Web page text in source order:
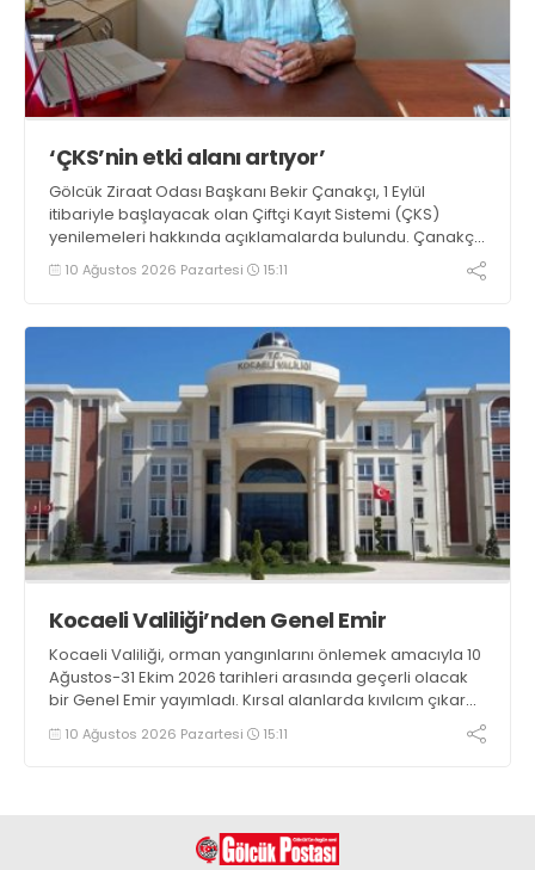
‘ÇKS’nin etki alanı artıyor’
Gölcük Ziraat Odası Başkanı Bekir Çanakçı, 1 Eylül
itibariyle başlayacak olan Çiftçi Kayıt Sistemi (ÇKS)
yenilemeleri hakkında açıklamalarda bulundu. Çanakçı,
“Çiftçi Kayıt Sistemi formatı, yaygınlaşması ve etki alanı
her yıl artarak devam etmektedir” dedi
10 Ağustos 2026 Pazartesi 15:11
Kocaeli Valiliği’nden Genel Emir
Kocaeli Valiliği, orman yangınlarını önlemek amacıyla 10
Ağustos-31 Ekim 2026 tarihleri arasında geçerli olacak
bir Genel Emir yayımladı. Kırsal alanlarda kıvılcım çıkaran
makine kullanacak kişilerin önceden kolluk kuvvetlerine
bildirim yapması ve yanlarında 6 kilogramlık yangın tüpü
10 Ağustos 2026 Pazartesi 15:11